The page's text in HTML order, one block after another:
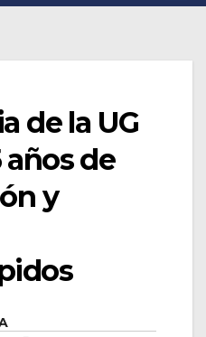
de la UG
de
y